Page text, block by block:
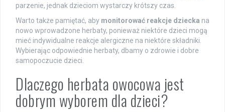
parzenie, jednak dzieciom wystarczy krótszy czas.
Warto także pamiętać, aby monitorować reakcje dziecka na
nowo wprowadzone herbaty, ponieważ niektóre dzieci mogą
mieć indywidualne reakcje alergiczne na niektóre składniki.
Wybierając odpowiednie herbaty, dbamy o zdrowie i dobre
samopoczucie dzieci.
Dlaczego herbata owocowa jest
dobrym wyborem dla dzieci?